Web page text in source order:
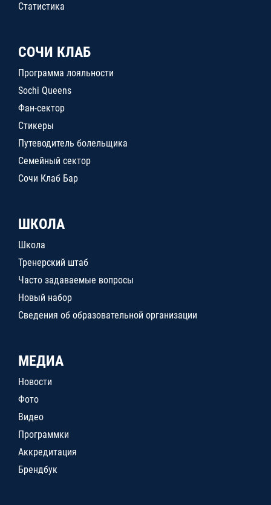
Статистика
СОЧИ КЛАБ
Программа лояльности
Sochi Queens
Фан-сектор
Стикеры
Путеводитель болельщика
Семейный сектор
Сочи Клаб Бар
ШКОЛА
Школа
Тренерский штаб
Часто задаваемые вопросы
Новый набор
Сведения об образовательной организации
МЕДИА
Новости
Фото
Видео
Программки
Аккредитация
Брендбук